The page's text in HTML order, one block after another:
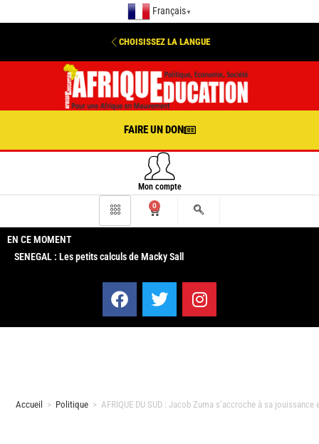
Français ▼
CHOISISSEZ LA LANGUE
FAIRE UN DON
Mon compte
0
EN CE MOMENT
SENEGAL : Les petits calculs de Macky Sall
Accueil > Politique > AFRIQUE DU SUD : Jacob Zuma s’accroche à sa